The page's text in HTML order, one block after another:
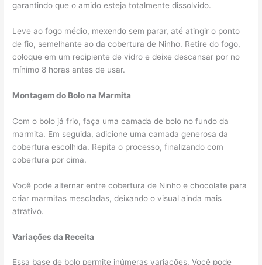
garantindo que o amido esteja totalmente dissolvido.
Leve ao fogo médio, mexendo sem parar, até atingir o ponto
de fio, semelhante ao da cobertura de Ninho. Retire do fogo,
coloque em um recipiente de vidro e deixe descansar por no
mínimo 8 horas antes de usar.
Montagem do Bolo na Marmita
Com o bolo já frio, faça uma camada de bolo no fundo da
marmita. Em seguida, adicione uma camada generosa da
cobertura escolhida. Repita o processo, finalizando com
cobertura por cima.
Você pode alternar entre cobertura de Ninho e chocolate para
criar marmitas mescladas, deixando o visual ainda mais
atrativo.
Variações da Receita
Essa base de bolo permite inúmeras variações. Você pode